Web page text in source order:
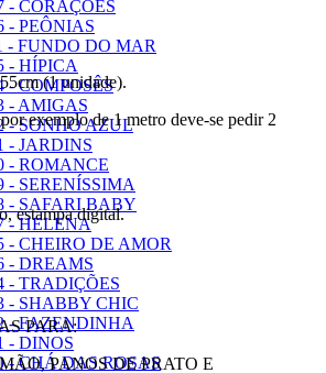
- CORAÇÕES
- PEÔNIAS
- FUNDO DO MAR
- HÍPICA
- COMPOSÊS
- AMIGAS
- SONHO AZUL
- JARDINS
- ROMANCE
- SERENÍSSIMA
- SAFARI BABY
- HELENA
- CHEIRO DE AMOR
- DREAMS
- TRADIÇÕES
- SHABBY CHIC
- FAZENDINHA
- DINOS
- CHÁ DAS ROSAS
(1 unidade).
exemplo de 1 metro deve-se pedir 2
estampa digital.
PARA:
PANOS DE PRATO E